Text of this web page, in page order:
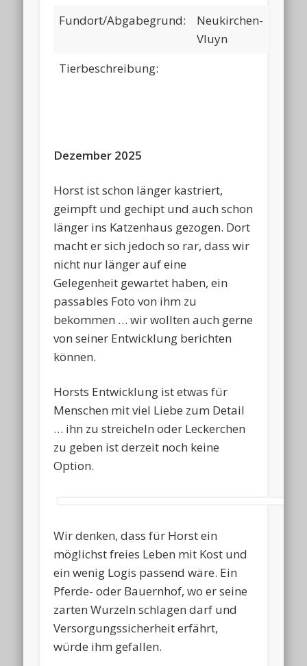
Fundort/Abgabegrund:
Neukirchen-
Vluyn
Tierbeschreibung:
Dezember 2025
Horst ist schon länger kastriert,
geimpft und gechipt und auch schon
länger ins Katzenhaus gezogen. Dort
macht er sich jedoch so rar, dass wir
nicht nur länger auf eine
Gelegenheit gewartet haben, ein
passables Foto von ihm zu
bekommen … wir wollten auch gerne
von seiner Entwicklung berichten
können.
Horsts Entwicklung ist etwas für
Menschen mit viel Liebe zum Detail
… ihn zu streicheln oder Leckerchen
zu geben ist derzeit noch keine
Option.
Wir denken, dass für Horst ein
möglichst freies Leben mit Kost und
ein wenig Logis passend wäre. Ein
Pferde- oder Bauernhof, wo er seine
zarten Wurzeln schlagen darf und
Versorgungssicherheit erfährt,
würde ihm gefallen.